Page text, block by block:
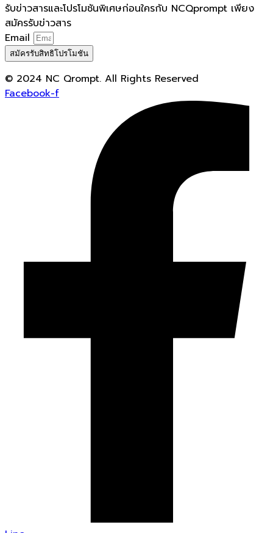
รับข่าวสารและโปรโมชันพิเศษก่อนใครกับ NCQprompt เพียง
สมัครรับข่าวสาร
Email
สมัครรับสิทธิโปรโมชัน
© 2024 NC Qrompt. All Rights Reserved
Facebook-f